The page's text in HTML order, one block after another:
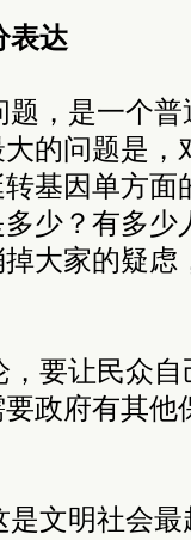
表达
，是一个
的问题是，
基因单方面
少？有多少
大家的疑虑
，要让民众
政府有其他
是文明社会